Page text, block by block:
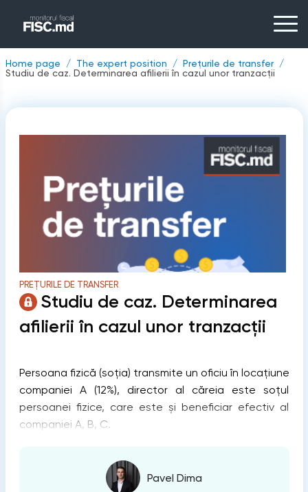
Home page The expert position
Prețurile de transfer
Studiu de caz. Determinarea afilierii în cazul unor tranzacții
PREȚURILE DE TRANSFER
Studiu de caz. Determinarea
afilierii în cazul unor tranzacții
Persoana fizică (soția) transmite un oficiu în locațiune
companiei A (12%), director al căreia este soțul
persoanei fizice, care este și beneficiar efectiv al
companiei A, B, C.
Pavel Dima